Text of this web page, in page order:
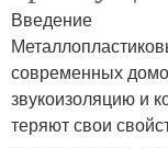
Введение
современных
звукоизоляцию и
теряют свои